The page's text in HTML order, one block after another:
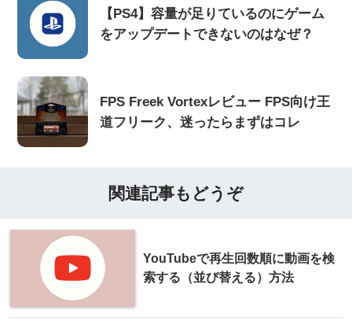
【PS4】容量が足りているのにゲーム
をアップデートできないのはなぜ？
FPS Freek Vortexレビュー FPS向け王
道フリーク、迷ったらまずはコレ
関連記事もどうぞ
YouTubeで再生回数順に動画を検
索する（並び替える）方法